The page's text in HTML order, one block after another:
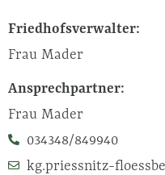
Friedhofsverwalter:
Frau Mader
Ansprechpartner:
Frau Mader
034348/849940
kg.priessnitz-